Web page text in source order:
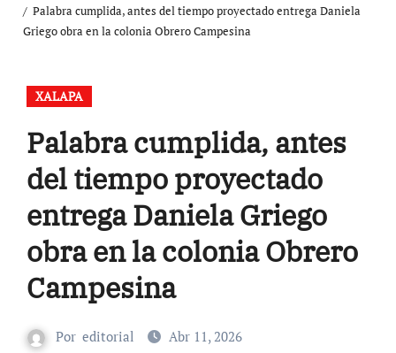
Palabra cumplida, antes del tiempo proyectado entrega Daniela
Griego obra en la colonia Obrero Campesina
XALAPA
Palabra cumplida, antes
del tiempo proyectado
entrega Daniela Griego
obra en la colonia Obrero
Campesina
Por editorial Abr 11, 2026